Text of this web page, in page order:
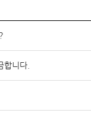
합니다.